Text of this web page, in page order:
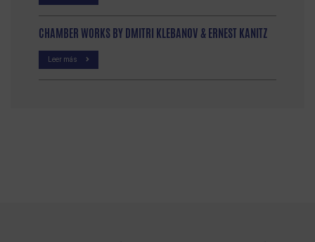
CHAMBER WORKS BY DMITRI KLEBANOV & ERNEST KANITZ
Leer más